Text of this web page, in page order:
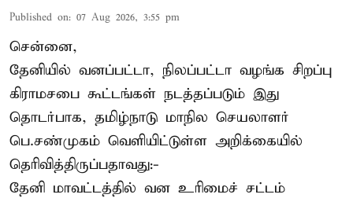
Published on: 07 Aug 2026, 3:55 pm
சென்னை,
தேனியில் வனப்பட்டா, நிலப்பட்டா வழங்க சிறப்பு
கிராமசபை கூட்டங்கள் நடத்தப்படும் இது
தொடர்பாக, தமிழ்நாடு மாநில செயலாளர்
பெ.சண்முகம் வெளியிட்டுள்ள அறிக்கையில்
தெரிவித்திருப்பதாவது:-
தேனி மாவட்டத்தில் வன உரிமைச் சட்டம்